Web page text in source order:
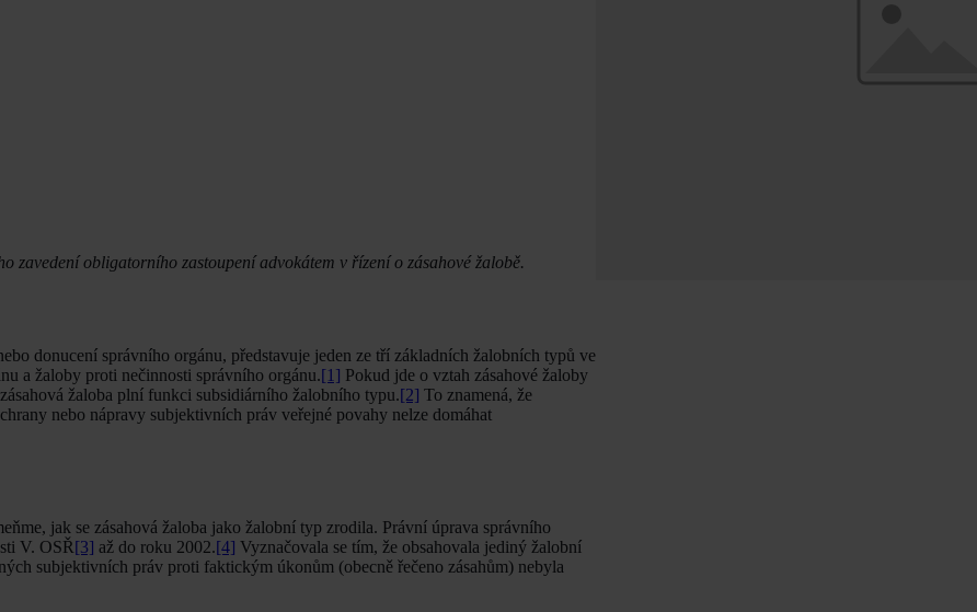
obligatorního zastoupení advokátem v řízení o zásahové žalobě.
donucení správního orgánu, představuje jeden ze tří základních žalobních typů ve
a žaloby proti nečinnosti správního orgánu.[1] Pokud jde o vztah zásahové žaloby
žaloba plní funkci subsidiárního žalobního typu.[2] To znamená, že
nebo nápravy subjektivních práv veřejné povahy nelze domáhat
jak se zásahová žaloba jako žalobní typ zrodila. Právní úprava správního
V. OSŘ[3] až do roku 2002.[4] Vyznačovala se tím, že obsahovala jediný žalobní
subjektivních práv proti faktickým úkonům (obecně řečeno zásahům) nebyla